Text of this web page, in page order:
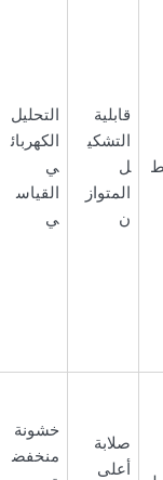
قابلية
التشكي
ل
المتواز
ن
التحليل
الكهربائ
ي
القياس
ي
صلابة
أعلى
خشونة
منخفض